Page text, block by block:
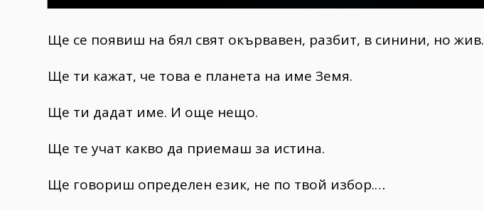
Ще се появиш на бял свят окървавен, разбит, в синини, но жив.
Ще ти кажат, че това е планета на име Земя.
Ще ти дадат име. И още нещо.
Ще те учат какво да приемаш за истина.
Ще говориш определен език, не по твой избор.…